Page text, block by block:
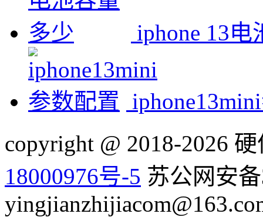
iphone 13
copyright @ 2018-2026
18000976号-5 苏公网安